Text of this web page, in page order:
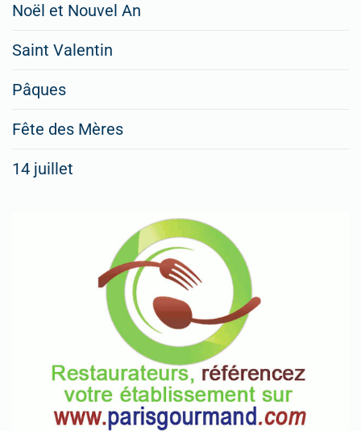
rubriques
Spéciales
Fêtes
Pour
enregistrer
votre
restaurant
Noël et Nouvel An
Saint Valentin
Pâques
Fête des Mères
14 juillet